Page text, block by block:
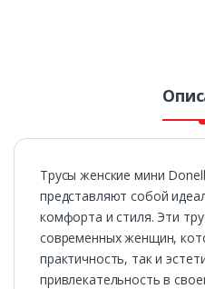
Трусы женские мини
представляют собой
комфорта и стиля. Эти
современных женщин,
практичность, так и
привлекательность в